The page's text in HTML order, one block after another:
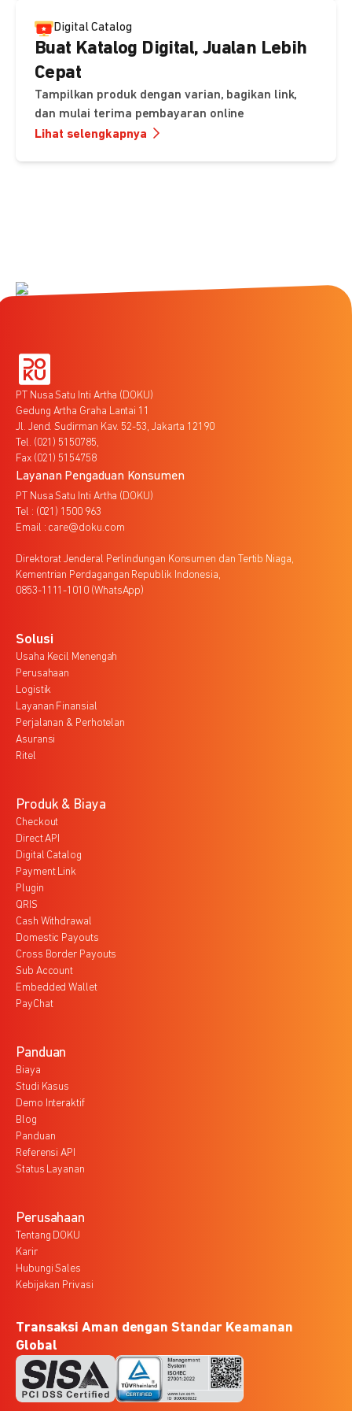
Digital Catalog
Buat Katalog Digital, Jualan Lebih
Cepat
Tampilkan produk dengan varian, bagikan link,
dan mulai terima pembayaran online
Lihat selengkapnya
PT Nusa Satu Inti Artha (DOKU)
Gedung Artha Graha Lantai 11
Jl. Jend. Sudirman Kav. 52-53, Jakarta 12190
Tel. (021) 5150785,
Fax (021) 5154758
Layanan Pengaduan Konsumen
PT Nusa Satu Inti Artha (DOKU)
Tel : (021) 1500 963
Email : care@doku.com
Direktorat Jenderal Perlindungan Konsumen dan Tertib Niaga,
Kementrian Perdagangan Republik Indonesia,
0853-1111-1010 (WhatsApp)
Solusi
Usaha Kecil Menengah
Perusahaan
Logistik
Layanan Finansial
Perjalanan & Perhotelan
Asuransi
Ritel
Produk & Biaya
Checkout
Direct API
Digital Catalog
Payment Link
Plugin
QRIS
Cash Withdrawal
Domestic Payouts
Cross Border Payouts
Sub Account
Embedded Wallet
PayChat
Panduan
Biaya
Studi Kasus
Demo Interaktif
Blog
Panduan
Referensi API
Status Layanan
Perusahaan
Tentang DOKU
Karir
Hubungi Sales
Kebijakan Privasi
Transaksi Aman dengan Standar Keamanan
Global